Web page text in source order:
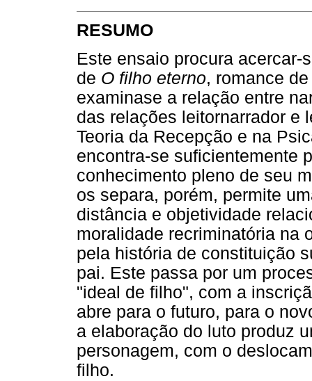
RESUMO
Este ensaio procura
de O filho eterno, romance
examinase a relação entre
das relações leitornarrador e
Teoria da Recepção e na
encontra-se suficientemente
conhecimento pleno de seu
os separa, porém, permite
distância e objetividade
moralidade recriminatória na
pela história de constituição
pai. Este passa por um
"ideal de filho", com a
abre para o futuro, para o
a elaboração do luto produz
personagem, com o
filho.